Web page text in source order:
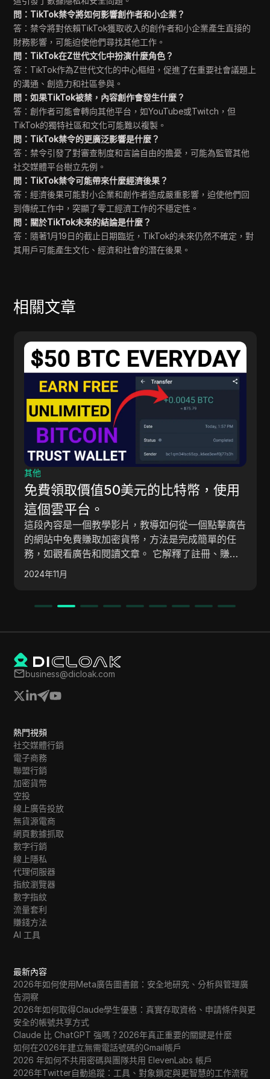
問：TikTok禁令將如何影響創作者和小企業？
答：禁令將對依賴TikTok獲取收入的創作者和小企業產生直接的
財務影響，可能迫使他們尋找其他工作。
問：TikTok在Z世代文化中扮演什麼角色？
答：TikTok作為Z世代文化的中心樞紐，促進了在重要社會議題上
的溝通、創造力和社區參與。
問：如果TikTok被禁，內容創作會發生什麼？
答：創作者可能會轉向其他平台，如YouTube或Twitch，但
TikTok的獨特社區和文化可能難以複製。
問：TikTok禁令的更廣泛影響是什麼？
答：禁令引發了對審查制度和言論自由的擔憂，可能為監管其他
社交媒體平台樹立先例。
問：TikTok禁令可能帶來什麼經濟後果？
答：經濟後果可能對小企業和創作者造成嚴重影響，迫使他們回
到傳統工作中，突顯了零工經濟工作的不穩定性。
問：關於TikTok未來的結論是什麼？
答：隨著1月19日的截止日期臨近，TikTok的未來仍然不確定，對
其用戶可能產生文化、經濟和社會的潛在後果。
相關文章
其他
免費領取價值50美元的比特幣，使用
這個雲平台。
這段內容是一個教學影片，教導如何從一個點擊廣告
的網站中免費賺取加密貨幣，方法是完成簡單的任
務，如觀看廣告和閱讀文章。 它解釋了註冊、賺取
薩托希、增加收入以及從該網站提取比特幣的過程。
2024年11月
business@dicloak.com
熱門視頻
社交媒體行銷
電子商務
聯盟行銷
加密貨幣
空投
線上廣告投放
無貨源電商
網頁數據抓取
數字行銷
線上隱私
代理伺服器
指紋瀏覽器
數字指紋
流量套利
賺錢方法
AI 工具
最新內容
2026年如何使用Meta廣告圖書館：安全地研究、分析與管理廣
告洞察
2026年如何取得Claude學生優惠：真實存取資格、申請條件與更
安全的帳號共享方式
Claude 比 ChatGPT 強嗎？2026年真正重要的關鍵是什麼
如何在2026年建立無需電話號碼的Gmail帳戶
2026 年如何不共用密碼與團隊共用 ElevenLabs 帳戶
2026年Twitter自動追蹤：工具、對象鎖定與更智慧的工作流程